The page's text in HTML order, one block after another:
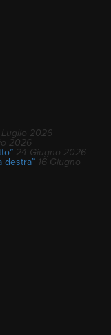
2026
2026
24 Giugno 2026
destra” 16 Giugno